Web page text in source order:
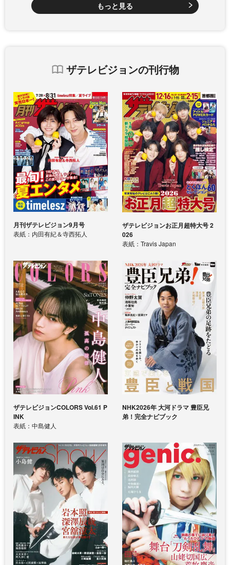
もっと見る
ザテレビジョンの刊行物
月刊ザテレビジョン9月号
表紙：内田有紀＆寺西拓人
ザテレビジョンお正月超特大号 2
026
表紙：Travis Japan
ザテレビジョンCOLORS Vol.61 P
INK
表紙：中島健人
NHK2026年 大河ドラマ 豊臣兄
弟！完全ナビブック